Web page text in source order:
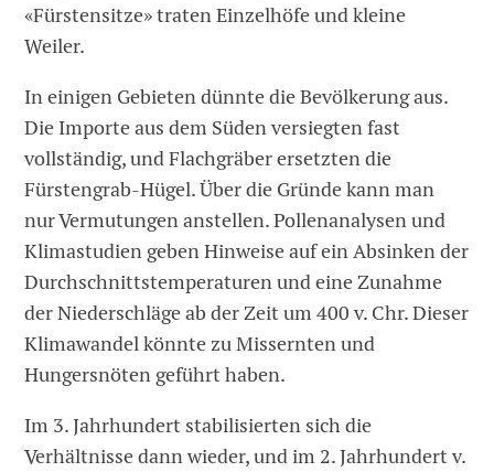
«Fürstensitze» traten Einzelhöfe und kleine
Weiler.
In einigen Gebieten dünnte die Bevölkerung aus.
Die Importe aus dem Süden versiegten fast
vollständig, und Flachgräber ersetzten die
Fürstengrab-Hügel. Über die Gründe kann man
nur Vermutungen anstellen. Pollenanalysen und
Klimastudien geben Hinweise auf ein Absinken der
Durchschnittstemperaturen und eine Zunahme
der Niederschläge ab der Zeit um 400 v. Chr. Dieser
Klimawandel könnte zu Missernten und
Hungersnöten geführt haben.
Im 3. Jahrhundert stabilisierten sich die
Verhältnisse dann wieder, und im 2. Jahrhundert v.